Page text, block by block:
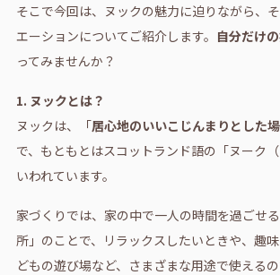
そこで今回は、ヌックの魅力に迫りながら、
エーションについてご紹介します。 自分だけ
ってみませんか？
1. ヌックとは？
ヌックは、「居心地のいいこじんまりとした
で、もともとはスコットランド語の「ヌーク
いわれています。
家づくりでは、家の中で一人の時間を過ごせ
所」のことで、リラックスしたいときや、趣
どもの遊び場など、さまざまな用途で使えるの